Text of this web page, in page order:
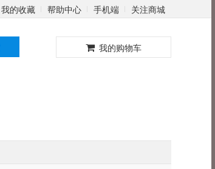
我的收藏 帮助中心 手机端 关注商城
我的购物车